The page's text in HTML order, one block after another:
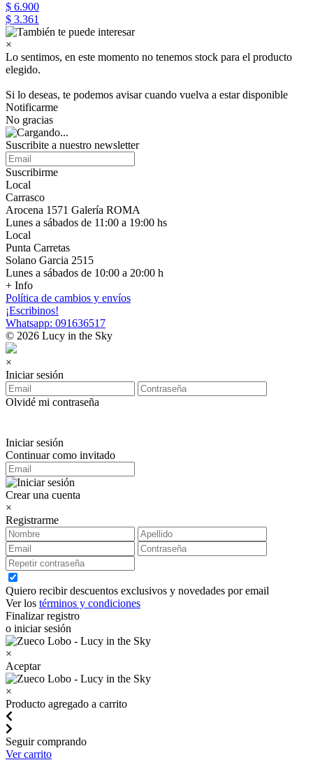
$ 6.900
$ 3.361
×
Lo sentimos, en este momento no tenemos stock para el producto
elegido.
Si lo deseas, te podemos avisar cuando vuelva a estar disponible
Notificarme
No gracias
Suscribite a nuestro newsletter
Suscribirme
Local
Carrasco
Arocena 1571 Galería ROMA
Lunes a sábados de 11:00 a 19:00 hs
Local
Punta Carretas
Solano Garcia 2515
Lunes a sábados de 10:00 a 20:00 h
+ Info
Política de cambios y envíos
¡Escribinos!
Whatsapp: 091636517
© 2026 Lucy in the Sky
×
Iniciar sesión
Olvidé mi contraseña
Iniciar sesión
Continuar como invitado
Crear una cuenta
×
Registrarme
Quiero recibir descuentos exclusivos y novedades por email
Ver los términos y condiciones
Finalizar registro
o iniciar sesión
×
Aceptar
×
Producto agregado a carrito
Seguir comprando
Ver carrito